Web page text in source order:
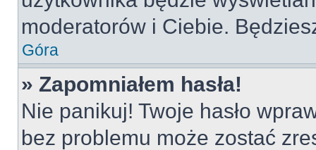
moderatorów i Ciebie.
Góra
» Zapomniałem hasła!
Nie panikuj! Twoje hasło
bez problemu może zostać